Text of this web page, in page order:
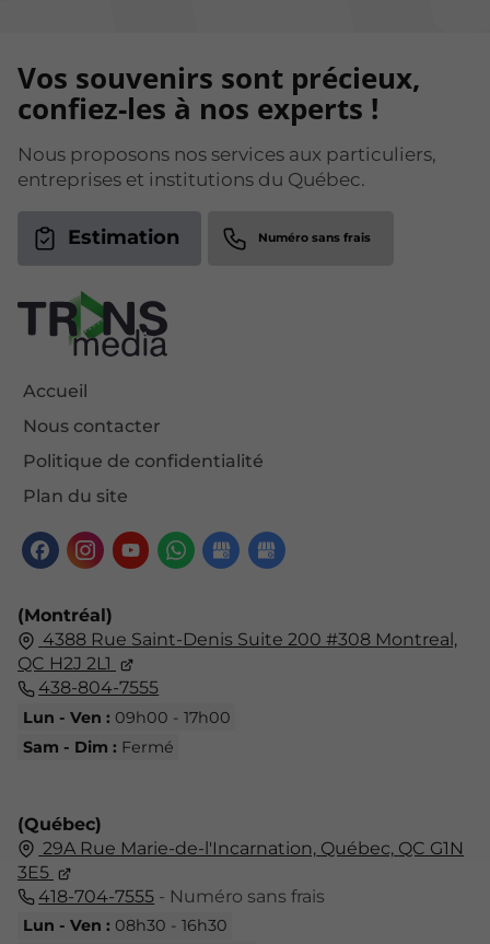
Accueil
Nous contacter
Politique de confidentialité
Plan du site
Vos souvenirs sont précieux,
confiez-les à nos experts !
Nous proposons nos services aux particuliers,
entreprises et institutions du Québec.
Estimation
(Québec)
29A Rue Marie-de-l'Incarnation, Québec, QC G1N
3E5
418-704-7555 - Numéro sans frais
Lun - Ven : 08h30 - 16h30
(Montréal)
4388 Rue Saint-Denis Suite 200 #308 Montreal,
QC H2J 2L1
438-804-7555
Lun - Ven : 09h00 - 17h00
Sam - Dim : Fermé